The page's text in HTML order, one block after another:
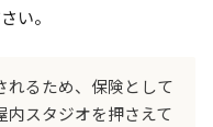
い。
れるため、保険として
内スタジオを押さえて